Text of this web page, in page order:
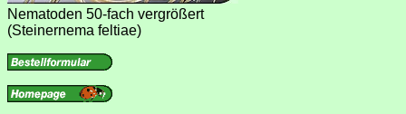
Nematoden 50-fach vergrößert
(Steinernema feltiae)